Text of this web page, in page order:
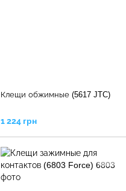
Клещи обжимные (5617 JTC)
1 224 грн